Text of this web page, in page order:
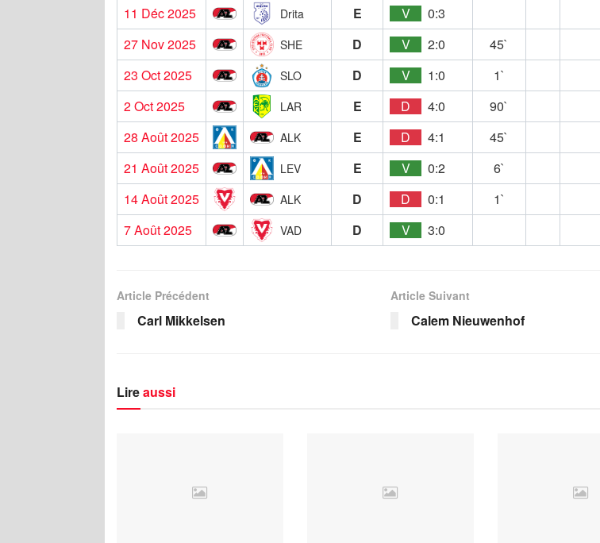
11 Déc 2025
Drita E V
0:3
27 Nov 2025
SHE D V 2:0
45`
23 Oct 2025
SLO D V 1:0
1`
2 Oct 2025
LAR E D 4:0
90`
28 Août 2025
ALK E D 4:1
45`
21 Août 2025
LEV E V 0:2
6`
14 Août 2025
ALK D D 0:1
1`
7 Août 2025
VAD D V 3:0
Article Précédent
Carl Mikkelsen
Article Suivant
Calem Nieuwenhof
Lireaussi